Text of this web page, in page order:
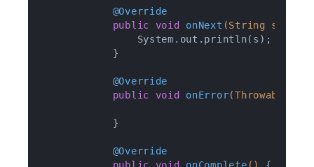
@Override
public
void onNext (String s)
                System.out.println(s);
            }
@Override
public
void onError(Throwable e)
            }
@Override
public
void onComplete () {